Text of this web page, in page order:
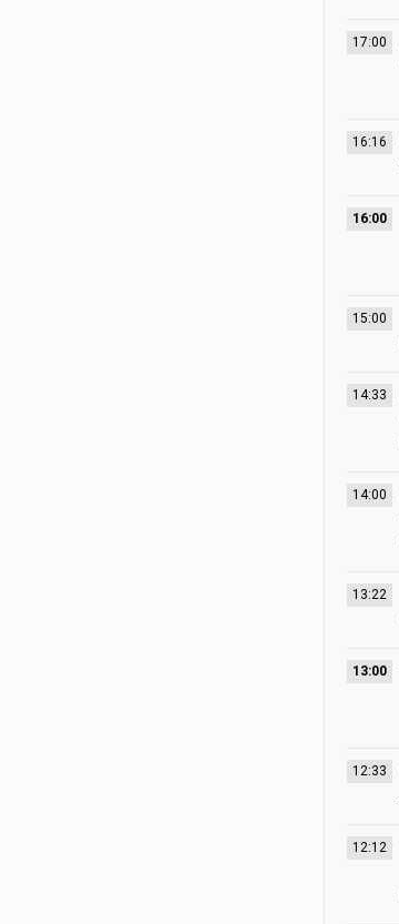
17:00
16:16
16:00
15:00
14:33
14:00
13:22
13:00
12:33
12:12